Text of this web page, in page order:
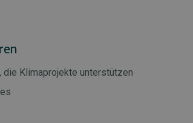
die Klimaprojekte unterstützen